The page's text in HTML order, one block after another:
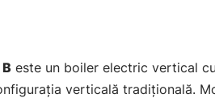
este un boiler electric vertical
verticală tradițională.